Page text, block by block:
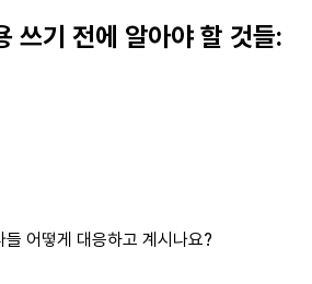
쓰기 전에 알아야 할 것들:
어떻게 대응하고 계시나요?